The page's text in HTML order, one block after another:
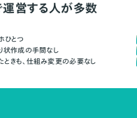
営する人が多数
ひとつ
状作成の手間なし
ときも、仕組み変更の必要なし